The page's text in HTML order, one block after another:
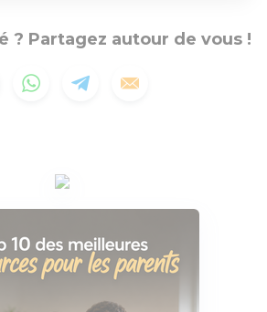
? Partagez autour de vous !